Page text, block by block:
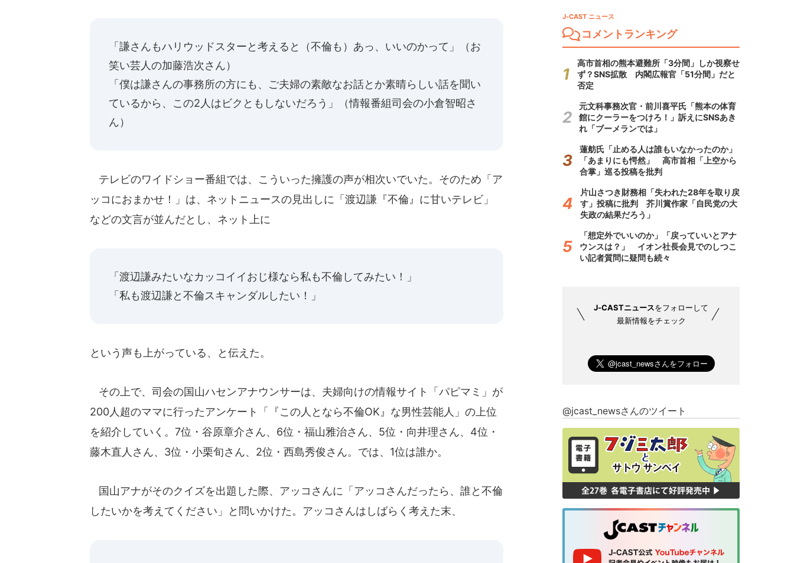
「謙さんもハリウッドスターと考えると（不倫も）あっ、いいのかって」（お
笑い芸人の加藤浩次さん）
「僕は謙さんの事務所の方にも、ご夫婦の素敵なお話とか素晴らしい話を聞い
ているから、この2人はビクともしないだろう」（情報番組司会の小倉智昭さ
ん）
テレビのワイドショー番組では、こういった擁護の声が相次いでいた。そのため「ア
ッコにおまかせ！」は、ネットニュースの見出しに「渡辺謙『不倫』に甘いテレビ」
などの文言が並んだとし、ネット上に
「渡辺謙みたいなカッコイイおじ様なら私も不倫してみたい！」
「私も渡辺謙と不倫スキャンダルしたい！」
という声も上がっている、と伝えた。
その上で、司会の国山ハセンアナウンサーは、夫婦向けの情報サイト「パピマミ」が
200人超のママに行ったアンケート「『この人となら不倫OK』な男性芸能人」の上位
を紹介していく。7位・谷原章介さん、6位・福山雅治さん、5位・向井理さん、4位・
藤木直人さん、3位・小栗旬さん、2位・西島秀俊さん。では、1位は誰か。
国山アナがそのクイズを出題した際、アッコさんに「アッコさんだったら、誰と不倫
したいかを考えてください」と問いかけた。アッコさんはしばらく考えた末、
J-CAST ニュース
コメントランキング
高市首相の熊本避難所「3分間」しか視察せ
ず？SNS拡散 内閣広報官「51分間」だと
否定
元文科事務次官・前川喜平氏「熊本の体育
館にクーラーをつけろ！」訴えにSNSあき
れ「ブーメランでは」
蓮舫氏「止める人は誰もいなかったのか」
「あまりにも愕然」 高市首相「上空から
合掌」巡る投稿を批判
片山さつき財務相「失われた28年を取り戻
す」投稿に批判 芥川賞作家「自民党の大
失政の結果だろう」
「想定外でいいのか」「戻っていいとアナ
ウンスは？」 イオン社長会見でのしつこ
い記者質問に疑問も続々
J-CASTニュースをフォローして
最新情報をチェック
@jcast_newsさんのツイート